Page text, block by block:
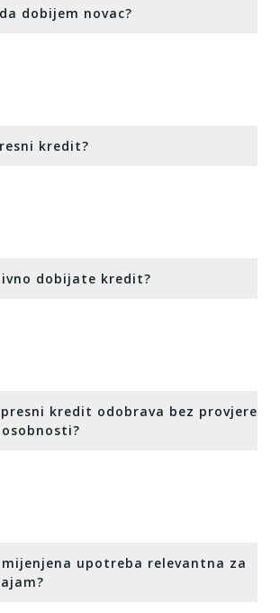
dobijem novac?
kredit?
dobijate kredit?
kredit odobrava bez provjere
upotreba relevantna za